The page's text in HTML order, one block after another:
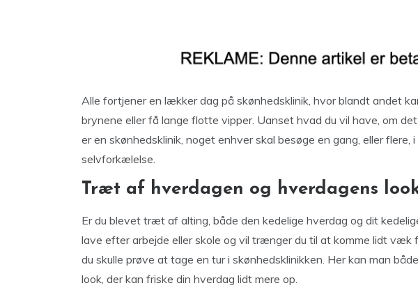
Alle fortjener en lækker dag på skønhedsklinik, hvor blandt andet
brynene eller få lange flotte vipper. Uanset hvad du vil have, om
er en skønhedsklinik, noget enhver skal besøge en gang, eller flere,
selvforkælelse.
Træt af hverdagen og hverdagens
Er du blevet træt af alting, både den kedelige hverdag og dit
lave efter arbejde eller skole og vil trænger du til at komme lidt væk
du skulle prøve at tage en tur i skønhedsklinikken. Her kan man
look, der kan friske din hverdag lidt mere op.